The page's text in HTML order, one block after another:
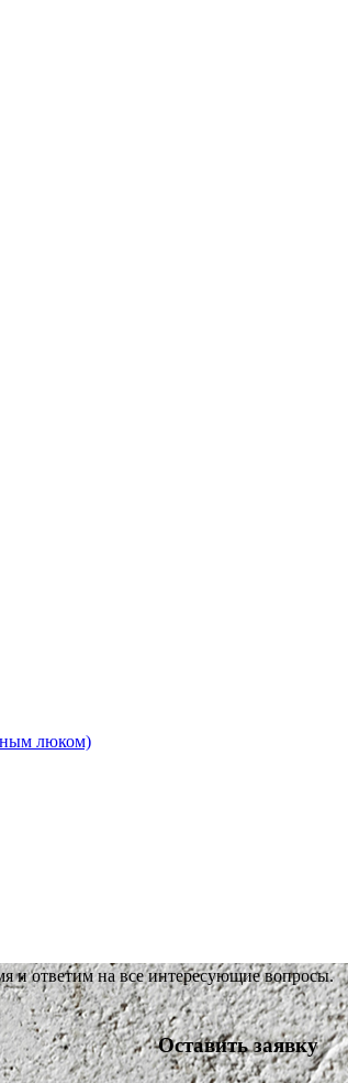
люком)
и ответим на все интересующие вопросы.
Оставить заявку